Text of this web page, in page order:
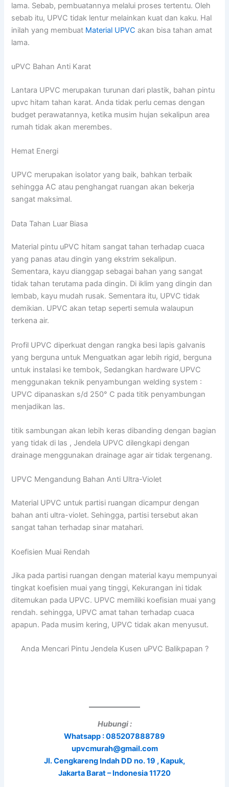
lama. Sebab, pembuatannya melalui proses tertentu. Oleh
sebab itu, UPVC tidak lentur melainkan kuat dan kaku. Hal
inilah yang membuat Material UPVCakan bisa tahan amat
lama.
uPVC Bahan Anti Karat
Lantara UPVC merupakan turunan dari plastik, bahan pintu
upvc hitam tahan karat. Anda tidak perlu cemas dengan
budget perawatannya, ketika musim hujan sekalipun area
rumah tidak akan merembes.
Hemat Energi
UPVC merupakan isolator yang baik, bahkan terbaik
sehingga AC atau penghangat ruangan akan bekerja
sangat maksimal.
Data Tahan Luar Biasa
Material pintu uPVC hitam sangat tahan terhadap cuaca
yang panas atau dingin yang ekstrim sekalipun.
Sementara, kayu dianggap sebagai bahan yang sangat
tidak tahan terutama pada dingin. Di iklim yang dingin dan
lembab, kayu mudah rusak. Sementara itu, UPVC tidak
demikian. UPVC akan tetap seperti semula walaupun
terkena air.
Profil UPVC diperkuat dengan rangka besi lapis galvanis
yang berguna untuk Menguatkan agar lebih rigid, berguna
untuk instalasi ke tembok, Sedangkan hardware UPVC
menggunakan teknik penyambungan welding system :
UPVC dipanaskan s/d 250° C pada titik penyambungan
menjadikan las.
titik sambungan akan lebih keras dibanding dengan bagian
yang tidak di las , Jendela UPVC dilengkapi dengan
drainage menggunakan drainage agar air tidak tergenang.
UPVC Mengandung Bahan Anti Ultra-Violet
Material UPVC untuk partisi ruangan dicampur dengan
bahan anti ultra-violet. Sehingga, partisi tersebut akan
sangat tahan terhadap sinar matahari.
Koefisien Muai Rendah
Jika pada partisi ruangan dengan material kayu mempunyai
tingkat koefisien muai yang tinggi, Kekurangan ini tidak
ditemukan pada UPVC. UPVC memiliki koefisian muai yang
rendah. sehingga, UPVC amat tahan terhadap cuaca
apapun. Pada musim kering, UPVC tidak akan menyusut.
Anda Mencari Pintu Jendela Kusen uPVC Balikpapan ?
Hubungi :
Whatsapp : 085207888789
upvcmurah@gmail.com
Jl. Cengkareng Indah DD no. 19 , Kapuk,
Jakarta Barat – Indonesia 11720